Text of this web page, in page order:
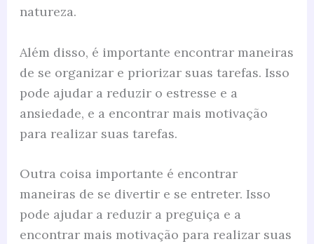
natureza.
Além disso, é importante encontrar maneiras
de se organizar e priorizar suas tarefas. Isso
pode ajudar a reduzir o estresse e a
ansiedade, e a encontrar mais motivação
para realizar suas tarefas.
Outra coisa importante é encontrar
maneiras de se divertir e se entreter. Isso
pode ajudar a reduzir a preguiça e a
encontrar mais motivação para realizar suas